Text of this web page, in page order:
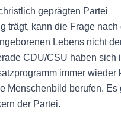
geprägten Partei
trägt, kann die Frage nach
Lebens nicht
CDU/CSU haben sich
immer wieder
Menschenbild berufen. Es
der Partei.